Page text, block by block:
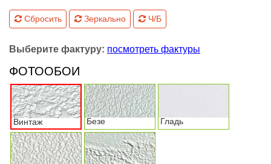
Сбросить Зеркально Ч/Б
Выберите фактуру: посмотреть фактуры
ФОТООБОИ
Винтаж Безе Гладь